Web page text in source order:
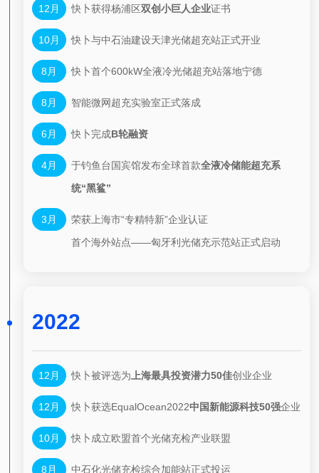
12月 快卜获得杨浦区双创小巨人企业证书
10月 快卜与中石油建设天津光储超充站正式开业
8月 快卜首个600kW全液冷光储超充站落地宁德
8月 智能微网超充实验室正式落成
6月 快卜完成B轮融资
4月 于钓鱼台国宾馆发布全球首款全液冷储能超充系
统“黑鲨”
3月
荣获上海市“专精特新”企业认证
首个海外站点——匈牙利光储充示范站正式启动
2022
12月 快卜被评选为 上海最具投资潜力50佳创业企业
12月 快卜获选EqualOcean2022中国新能源科技50强企业
10月 快卜成立欧盟首个光储充检产业联盟
8月 中石化光储充检综合加能站正式投运